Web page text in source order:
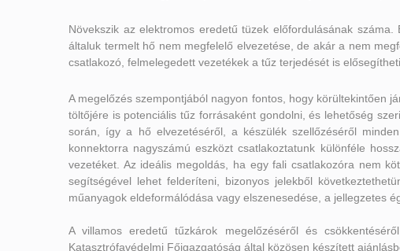
Növekszik az elektromos eredetű tüzek előfordulásának
általuk termelt hő nem megfelelő elvezetése, de akár a nem
csatlakozó, felmelegedett vezetékek a tűz terjedését is
A megelőzés szempontjából nagyon fontos, hogy körültekintően
töltőjére is potenciális tűz forrásaként gondolni, és lehetőség
során, így a hő elvezetéséről, a készülék szellőzéséről
konnektorra nagyszámú eszközt csatlakoztatunk különféle
vezetéket. Az ideális megoldás, ha egy fali csatlakozóra nem
segítségével lehet felderíteni, bizonyos jelekből
műanyagok eldeformálódása vagy elszenesedése, a jellegzetes
A villamos eredetű tűzkárok megelőzéséről és
Katasztrófavédelmi Főigazgatóság által közösen készített